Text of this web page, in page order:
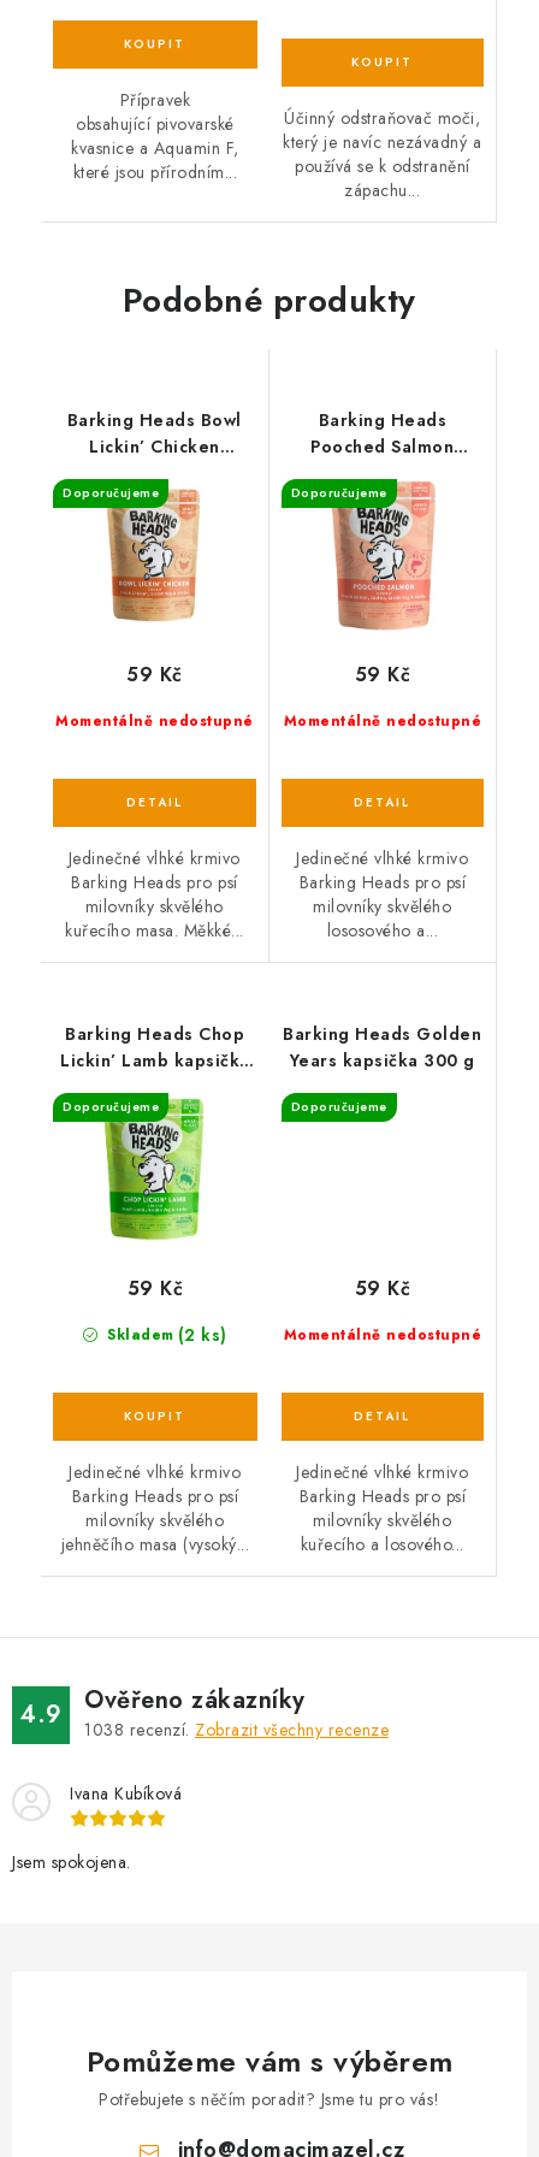
Přípravek
obsahující pivovarské
kvasnice a Aquamin F,
které jsou přírodním...
Účinný odstraňovač moči,
který je navíc nezávadný a
používá se k odstranění
zápachu...
Podobné produkty
Barking Heads Bowl
Lickin’ Chicken
kapsička 300 g
Doporučujeme
Momentálně nedostupné
59 Kč
Jedinečné vlhké krmivo
Barking Heads pro psí
milovníky skvělého
kuřecího masa. Měkké...
Barking Heads
Pooched Salmon
kapsička 300 g
Doporučujeme
Momentálně nedostupné
59 Kč
Jedinečné vlhké krmivo
Barking Heads pro psí
milovníky skvělého
lososového a...
Barking Heads Chop
Lickin’ Lamb kapsička
300 g
Doporučujeme
Skladem (2 ks)
59 Kč
Jedinečné vlhké krmivo
Barking Heads pro psí
milovníky skvělého
jehněčího masa (vysoký...
Barking Heads Golden
Years kapsička 300 g
Doporučujeme
Momentálně nedostupné
59 Kč
Jedinečné vlhké krmivo
Barking Heads pro psí
milovníky skvělého
kuřecího a losového...
4.9 Ověřeno zákazníky
1038 recenzí. Zobrazit všechny recenze
Ivana Kubíková
Jsem spokojena.
Pomůžeme vám s výběrem
Potřebujete s něčím poradit? Jsme tu pro vás!
info@domacimazel.cz